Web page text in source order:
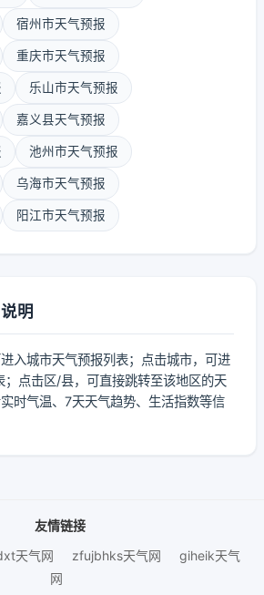
宿州市天气预报
重庆市天气预报
乐山市天气预报
嘉义县天气预报
池州市天气预报
乌海市天气预报
阳江市天气预报
明
入城市天气预报列表；点击城市，可进
；点击区/县，可直接跳转至该地区的天
时气温、7天天气趋势、生活指数等信
友情链接
天气网 zfujbhks天气网
giheik天气
网